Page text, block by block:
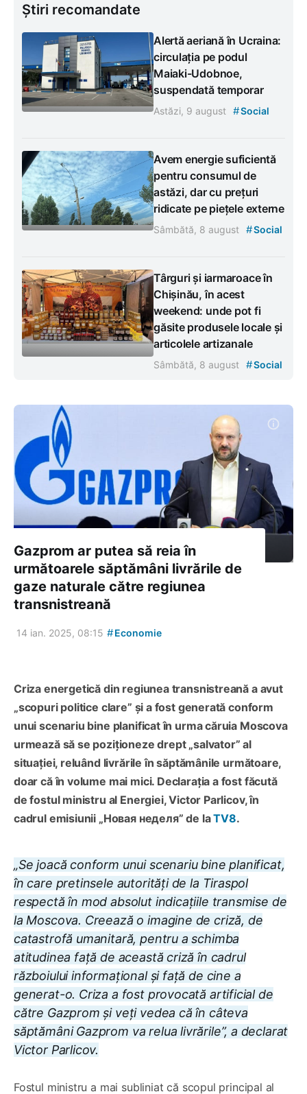
Știri recomandate
Alertă aeriană în Ucraina:
circulația pe podul
Maiaki-Udobnoe,
suspendată temporar
Astăzi, 9 august #Social
Avem energie suficientă
pentru consumul de
astăzi, dar cu prețuri
ridicate pe piețele externe
Sâmbătă, 8 august #Social
Târguri și iarmaroace în
Chișinău, în acest
weekend: unde pot fi
găsite produsele locale și
articolele artizanale
Sâmbătă, 8 august #Social
Gazprom ar putea să reia în
următoarele săptămâni livrările de
gaze naturale către regiunea
transnistreană
14 ian. 2025, 08:15 #Economie
Criza energetică din regiunea transnistreană a avut
„scopuri politice clare” și a fost generată conform
unui scenariu bine planificat în urma căruia Moscova
urmează să se poziționeze drept „salvator” al
situației, reluând livrările în săptămânile următoare,
doar că în volume mai mici. Declarația a fost făcută
de fostul ministru al Energiei, Victor Parlicov, în
cadrul emisiunii „Новая неделя” de laTV8.
„Se joacă conform unui scenariu bine planificat,
în care pretinsele autorități de la Tiraspol
respectă în mod absolut indicațiile transmise de
la Moscova. Creează o imagine de criză, de
catastrofă umanitară, pentru a schimba
atitudinea față de această criză în cadrul
războiului informațional și față de cine a
generat-o. Criza a fost provocată artificial de
către Gazprom și veți vedea că în câteva
săptămâni Gazprom va relua livrările”, a declarat
Victor Parlicov.
Fostul ministru a mai subliniat că scopul principal al